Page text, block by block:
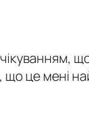
що це